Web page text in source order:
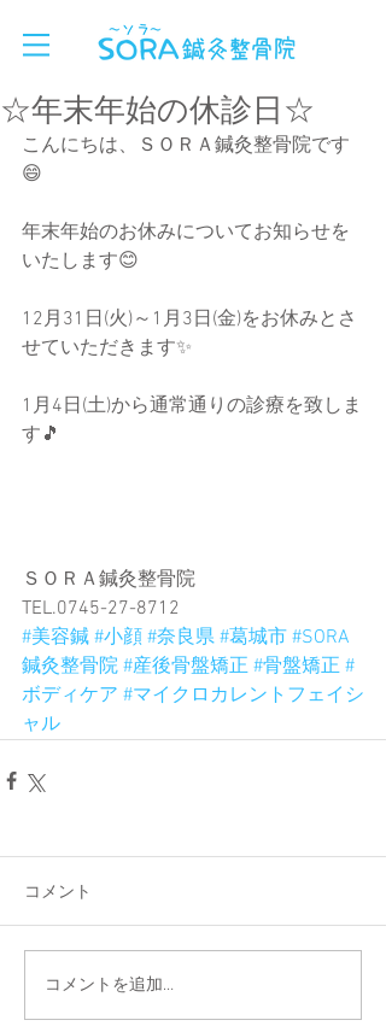
☆年末年始の休診日☆
こんにちは、ＳＯＲＡ鍼灸整骨院です
😄
年末年始のお休みについてお知らせを
いたします😊
12月31日(火)～1月3日(金)をお休みとさ
せていただきます✨
1月4日(土)から通常通りの診療を致しま
す🎵
ＳＯＲＡ鍼灸整骨院
TEL.0745-27-8712
#美容鍼 #小顔 #奈良県 #葛城市 #SORA
鍼灸整骨院 #産後骨盤矯正 #骨盤矯正 #
ボディケア #マイクロカレントフェイシ
ャル
コメント
コメントを追加…